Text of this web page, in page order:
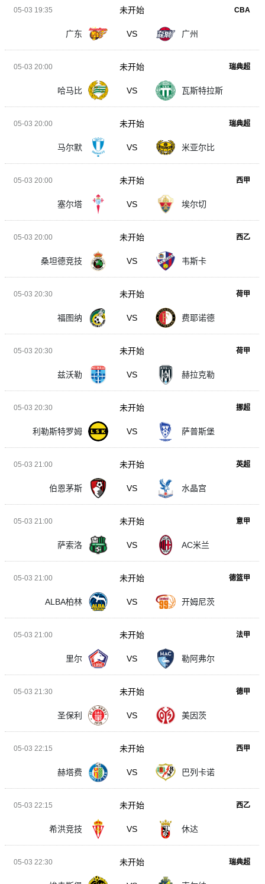
05-03 19:35 CBA
广东 VS 广州
未开始
05-03 20:00 瑞典超
哈马比 VS 瓦斯特拉斯
未开始
05-03 20:00 瑞典超
马尔默 VS 米亚尔比
未开始
05-03 20:00 西甲
塞尔塔 VS 埃尔切
未开始
05-03 20:00 西乙
桑坦德竞技 VS 韦斯卡
未开始
05-03 20:30 荷甲
福图纳 VS 费耶诺德
未开始
05-03 20:30 荷甲
兹沃勒 VS 赫拉克勒
未开始
05-03 20:30 挪超
利勒斯特罗姆 VS 萨普斯堡
未开始
05-03 21:00 英超
伯恩茅斯 VS 水晶宫
未开始
05-03 21:00 意甲
萨索洛 VS AC米兰
未开始
05-03 21:00 德篮甲
ALBA柏林 VS 开姆尼茨
未开始
05-03 21:00 法甲
里尔 VS 勒阿弗尔
未开始
05-03 21:30 德甲
圣保利 VS 美因茨
未开始
05-03 22:15 西甲
赫塔费 VS 巴列卡诺
未开始
05-03 22:15 西乙
希洪竞技 VS 休达
未开始
05-03 22:30 瑞典超
未开始